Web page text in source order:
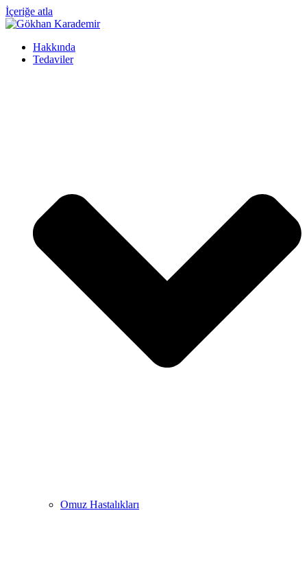
İçeriğe atla
Hakkında
Tedaviler
Omuz Hastalıkları